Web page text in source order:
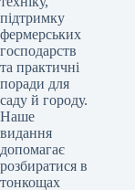
підтримку
фермерських
господарств
та практичні
поради для
саду й городу.
Наше
видання
допомагає
розбиратися в
тонкощах